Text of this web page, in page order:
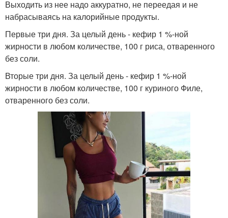
Выходить из нее надо аккуратно, не переедая и не
набрасываясь на калорийные продукты.
Первые три дня. За целый день - кефир 1 %-ной
жирности в любом количестве, 100 г риса, отваренного
без соли.
Вторые три дня. За целый день - кефир 1 %-ной
жирности в любом количестве, 100 г куриного Филе,
отваренного без соли.